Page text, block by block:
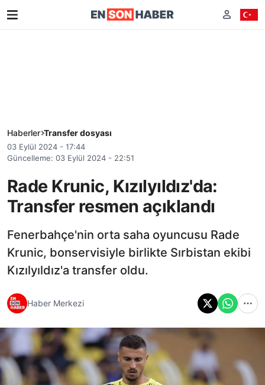
Haberler Transfer dosyası
03 Eylül 2024 - 17:44
Güncelleme: 03 Eylül 2024 - 22:51
Rade Krunic, Kızılyıldız'da:
Transfer resmen açıklandı
Fenerbahçe'nin orta saha oyuncusu Rade
Krunic, bonservisiyle birlikte Sırbistan ekibi
Kızılyıldız'a transfer oldu.
Haber Merkezi